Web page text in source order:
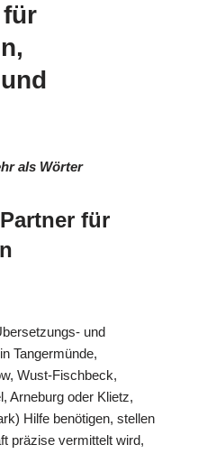
für
als Wörter
für
und
Tangermünde,
Wust-Fischbeck,
Arneburg oder Klietz,
Hilfe benötigen, stellen
präzise vermittelt wird,